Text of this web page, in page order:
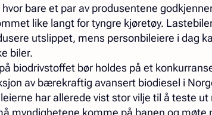
bare et par av produsentene
like langt for tyngre kjøretøy.
utslippet, mens personbileiere i dag
biler.
biodrivstoffet bør holdes på et
av bærekraftig avansert biodiesel i
har allerede vist stor vilje til å teste ut
myndighetene komme på banen og møte